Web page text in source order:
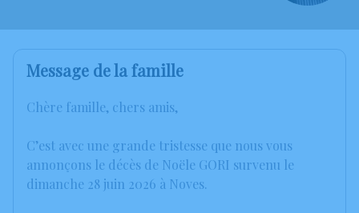
Message de la famille
Chère famille, chers amis,
C’est avec une grande tristesse que nous vous
annonçons le décès de Noële GORI survenu le
dimanche 28 juin 2026 à Noves.